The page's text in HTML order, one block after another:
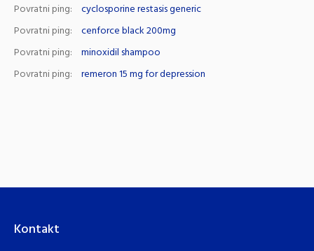
Povratni ping:
cyclosporine restasis generic
Povratni ping:
cenforce black 200mg
Povratni ping:
minoxidil shampoo
Povratni ping:
remeron 15 mg for depression
Kontakt